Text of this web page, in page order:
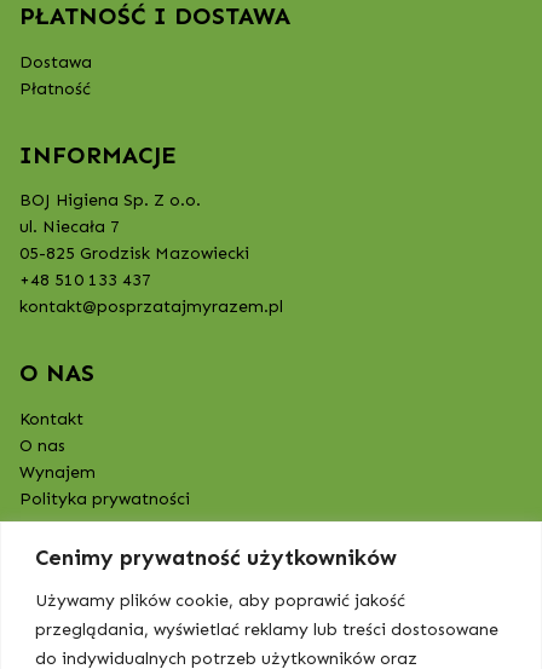
Cenimy prywatność użytkowników
Używamy plików cookie, aby poprawić jakość
przeglądania, wyświetlać reklamy lub treści dostosowane
do indywidualnych potrzeb użytkowników oraz
PŁATNOŚĆ I DOSTAWA
Dostawa
Płatność
INFORMACJE
BOJ Higiena Sp. Z o.o.
ul. Niecała 7
05-825 Grodzisk Mazowiecki
+48 510 133 437
kontakt@posprzatajmyrazem.pl
O NAS
Kontakt
O nas
Wynajem
Polityka prywatności